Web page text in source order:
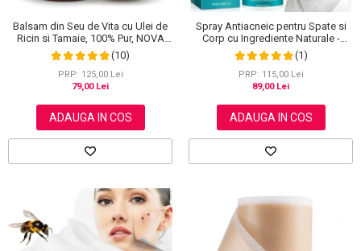
Balsam din Seu de Vita cu Ulei de
Ricin si Tamaie, 100% Pur, NOVA
KISS®, 120 g(10)
PRP: 125,00 Lei
79,00 Lei
ADAUGA IN COS
Spray Antiacneic pentru Spate si
Corp cu Ingrediente Naturale -
Reduce Cosurile si Excesul de
Sebum, 120 ml
(1)
PRP: 115,00 Lei
89,00 Lei
ADAUGA IN COS